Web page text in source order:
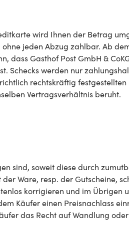
wird Ihnen der Betrag
jeden Abzug zahlbar. Ab
dass Gasthof Post GmbH &
Schecks werden nur
rechtskräftig
Vertragsverhältnis beruht.
sind, soweit diese durch
Ware, resp. der Gutscheine,
korrigieren und im Übrigen
Käufer einen Preisnachlass
das Recht auf Wandlung